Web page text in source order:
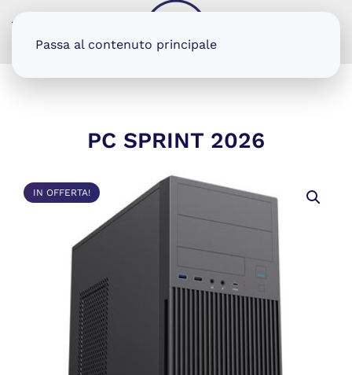
Passa al contenuto principale
PC SPRINT 2026
IN OFFERTA!